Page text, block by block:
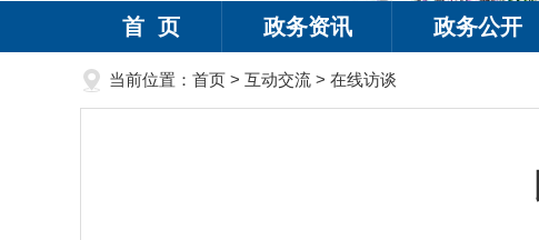
首 页 政务资讯 政务公开
当前位置： 首页 > 互动交流 > 在线访谈